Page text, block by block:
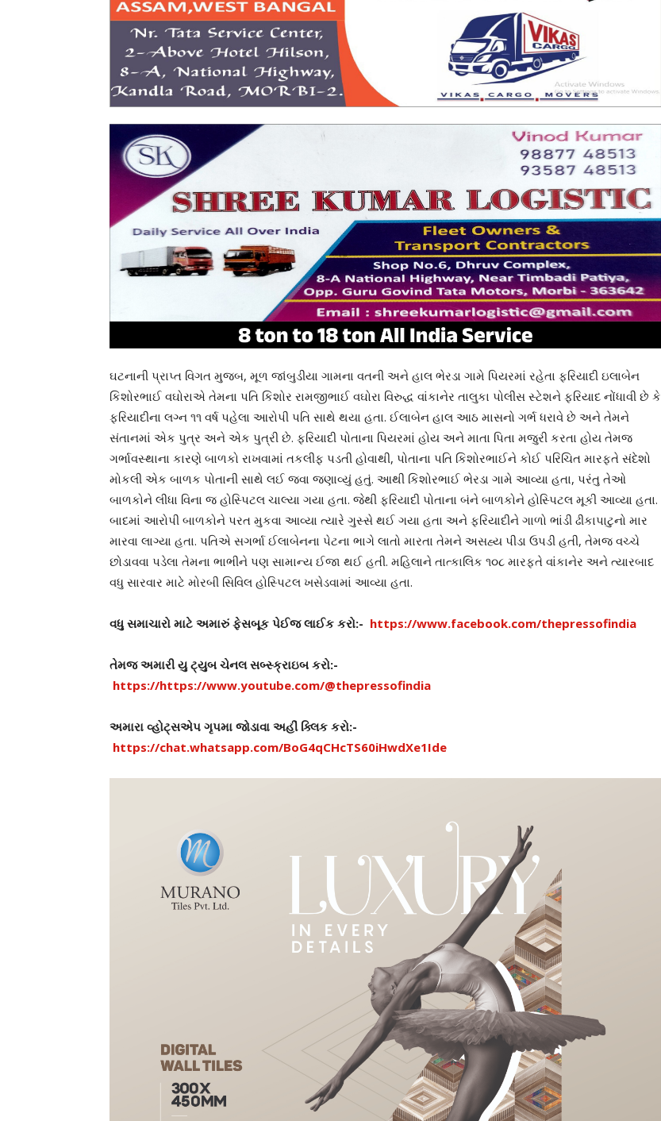
ઘટનાની પ્રાપ્ત વિગત મુજબ, મૂળ જાંબુડીયા ગામના વતની અને હાલ ભેરડા ગામે પિયરમાં રહેતા ફરિયાદી ઇલાબેન
કિશોરભાઈ વઘોરાએ તેમના પતિ કિશોર રામજીભાઈ વઘોરા વિરુદ્ધ વાંકાનેર તાલુકા પોલીસ સ્ટેશને ફરિયાદ નોંધાવી છે કે
ફરિયાદીના લગ્ન ૧૧ વર્ષ પહેલા આરોપી પતિ સાથે થયા હતા. ઈલાબેન હાલ આઠ માસનો ગર્ભ ધરાવે છે અને તેમને
સંતાનમાં એક પુત્ર અને એક પુત્રી છે. ફરિયાદી પોતાના પિયરમાં હોય અને માતા પિતા મજુરી કરતા હોય તેમજ
ગર્ભાવસ્થાના કારણે બાળકો રાખવામાં તકલીફ પડતી હોવાથી, પોતાના પતિ કિશોરભાઈને કોઈ પરિચિત મારફતે સંદેશો
મોકલી એક બાળક પોતાની સાથે લઈ જવા જણાવ્યું હતું. આથી કિશોરભાઈ ભેરડા ગામે આવ્યા હતા, પરંતુ તેઓ
બાળકોને લીધા વિના જ હોસ્પિટલ ચાલ્યા ગયા હતા. જેથી ફરિયાદી પોતાના બંને બાળકોને હોસ્પિટલ મૂકી આવ્યા હતા.
બાદમાં આરોપી બાળકોને પરત મુકવા આવ્યા ત્યારે ગુસ્સે થઈ ગયા હતા અને ફરિયાદીને ગાળો ભાંડી ઢીકાપાટુનો માર
મારવા લાગ્યા હતા. પતિએ સગર્ભા ઈલાબેનના પેટના ભાગે લાતો મારતા તેમને અસહ્ય પીડા ઉપડી હતી, તેમજ વચ્ચે
છોડાવવા પડેલા તેમના ભાભીને પણ સામાન્ય ઈજા થઈ હતી. મહિલાને તાત્કાલિક ૧૦૮ મારફતે વાંકાનેર અને ત્યારબાદ
વધુ સારવાર માટે મોરબી સિવિલ હોસ્પિટલ ખસેડવામાં આવ્યા હતા.
વધુ સમાચારો માટે અમારું ફેસબૂક પેઈજ લાઈક કરો:- https://www.facebook.com/thepressofindia
તેમજ અમારી યુ ટ્યુબ ચેનલ સબ્સ્ક્રાઇબ કરો:-
https://https://www.youtube.com/@thepressofindia
અમારા વ્હોટ્સએપ ગૃપમા જોડાવા અહીં ક્લિક કરો:-
https://chat.whatsapp.com/BoG4qCHcTS60iHwdXe1Ide